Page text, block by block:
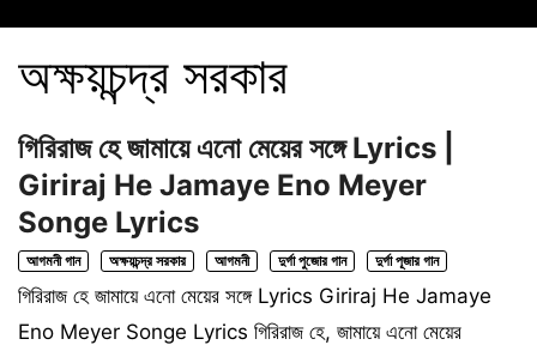
অক্ষয়চন্দ্র সরকার
গিরিরাজ হে জামায়ে এনো মেয়ের সঙ্গে Lyrics |
Giriraj He Jamaye Eno Meyer
Songe Lyrics
আগমনী গান অক্ষয়চন্দ্র সরকার আগমনী দুর্গা পুজোর গান দুর্গা পূজার গান
গিরিরাজ হে জামায়ে এনো মেয়ের সঙ্গে Lyrics Giriraj He Jamaye
Eno Meyer Songe Lyrics গিরিরাজ হে, জামায়ে এনো মেয়ের